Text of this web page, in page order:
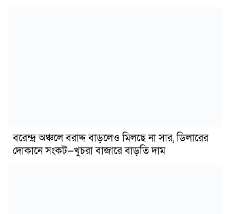
বরেন্দ্র অঞ্চলে বরাদ্দ বাড়লেও মিলছে না সার, ডিলারের
দোকানে সংকট—খুচরা বাজারে বাড়তি দাম